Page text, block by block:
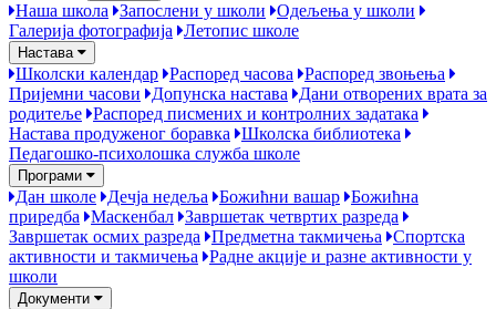
Наша школа Запослени у школи
Одељења у школи
Галерија фотографија
Летопис школе
Настава
Школски календар Распоред часова
Распоред звоњења
Пријемни часови
Допунска настава
Дани отворених врата за
родитеље Распоред писмених и контролних задатака
Настава продуженог боравка
Школска библиотека
Педагошко-психолошка служба школе
Програми
Дан школе Дечја недеља Божићни вашар Божићна
приредба
Маскенбал Завршетак четвртих разреда
Завршетак осмих разреда
Предметна такмичења
Спортска
активности и такмичења
Радне акције и разне активности у
школи
Документи